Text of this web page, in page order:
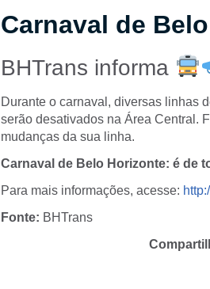
Carnaval de
BHTrans informa
Durante o carnaval, diversas linhas
serão desativados na Área Central.
mudanças da sua linha.
Carnaval de Belo Horizonte: é de
Para mais informações, acesse:
Fonte: BHTrans